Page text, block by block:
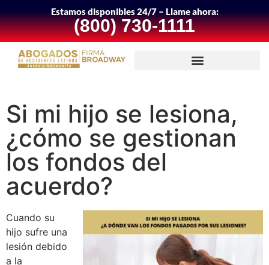
Estamos disponibles 24/7 – Llame ahora:
(800) 730-1111
Si mi hijo se lesiona,
¿cómo se gestionan
los fondos del
acuerdo?
Cuando su
hijo sufre una
lesión debido
a la